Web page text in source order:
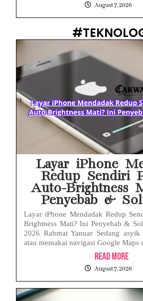
August 7, 2026
Layar iPhone
Redup Sendiri
Auto-Brightness
Penyebab &
Layar iPhone Mendadak Redup
Brightness Mati? Ini Penyebab &
2026 Rahmat Yanuar Sedang
atau memakai navigasi Google Maps
Read More
August 7, 2026